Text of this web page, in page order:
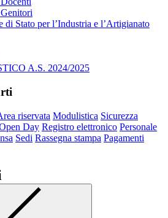
di Stato per l’Industria e l’Artigianato
A.S. 2024/2025
riservata Modulistica Sicurezza
Day Registro elettronico Personale
Sedi Rassegna stampa Pagamenti